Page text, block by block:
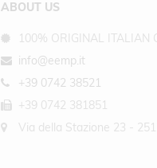
ABOUT US
100% ORIGINAL ITALIAN
info@eemp.it
+39 0742 38521
+39 0742 381851
Via della Stazione 23 -